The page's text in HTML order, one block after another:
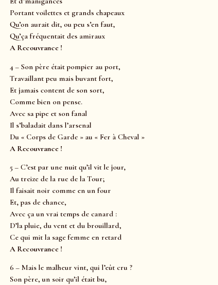
Portant voilettes et grands chapeaux
Qu’on aurait dit, ou peu s’en faut,
Qu’ça fréquentait des amiraux
A Recouvrance !
4 – Son père était pompier au port,
Travaillant peu mais buvant fort,
Et jamais content de son sort,
Comme bien on pense.
Avec sa pipe et son fanal
Il s’baladait dans l’arsenal
Du « Corps de Garde » au « Fer à Cheval »
A Recouvrance !
5 – C’est par une nuit qu’il vit le jour,
Au treize de la rue de la Tour;
Il faisait noir comme en un four
Et, pas de chance,
Avec ça un vrai temps de canard :
D’la pluie, du vent et du brouillard,
Ce qui mit la sage femme en retard
A Recouvrance !
6 – Mais le malheur vint, qui l’eût cru ?
Son père, un soir qu’il était bu,